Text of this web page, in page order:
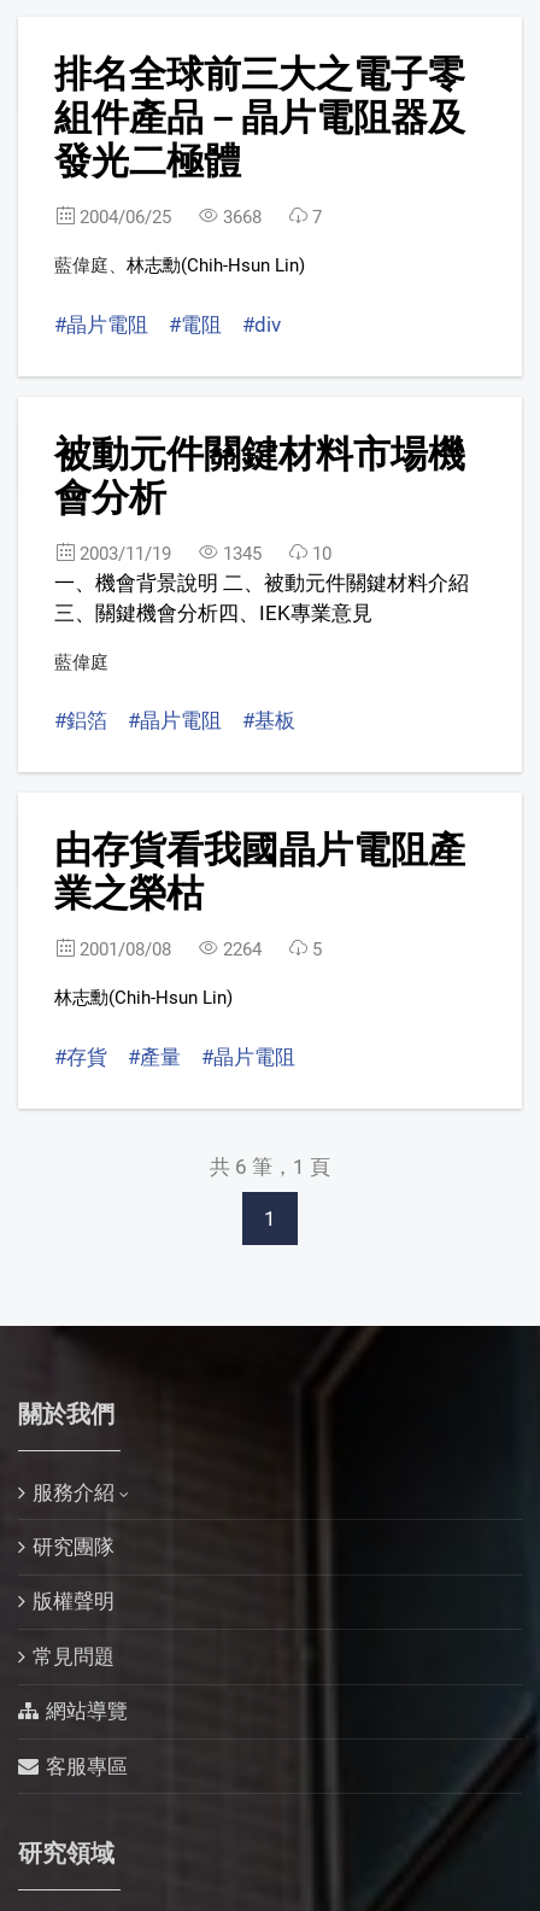
排名全球前三大之電子零
組件產品－晶片電阻器及
發光二極體
2004/06/25 3668 7
藍偉庭、 林志勳(Chih-Hsun Lin)
#晶片電阻 #電阻 #div
被動元件關鍵材料市場機
會分析
2003/11/19 1345 10
一、機會背景說明 二、被動元件關鍵材料介紹
三、關鍵機會分析四、IEK專業意見
藍偉庭
#鋁箔 #晶片電阻 #基板
由存貨看我國晶片電阻產
業之榮枯
2001/08/08 2264 5
林志勳(Chih-Hsun Lin)
#存貨 #產量 #晶片電阻
共 6 筆，1 頁
1
關於我們
服務介紹
研究團隊
版權聲明
常見問題
網站導覽
客服專區
研究領域